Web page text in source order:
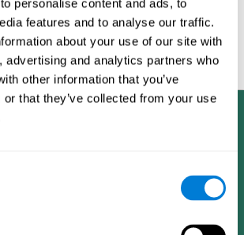
personalise content and ads, to
features and to analyse our traffic.
about your use of our site with
advertising and analytics partners who
other information that you’ve
or that they’ve collected from your use
et quand vous le voulez. Les exercices
et faciles à faire. Commencez à évaluer
cognitives aujourd'hui et améliorez
et condition générale !